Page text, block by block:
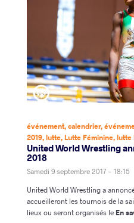
événement,calendrier,
2019,lutte,Lutte Féminine,lutte
United World Wrestling
2018
Samedi 9 septembre 2017 - 18:15
United World Wrestling a
accueilleront les tournois de la
lieux ou seront organisés leEn